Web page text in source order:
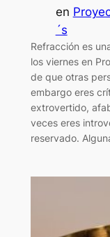
en
´s
Refracción es
los viernes en
de que otras
embargo eres
extrovertido,
veces eres
reservado.